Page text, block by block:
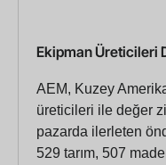
Ekipman Üreticileri
AEM, Kuzey
üreticileri ile değer
pazarda ilerleten
529 tarım, 507